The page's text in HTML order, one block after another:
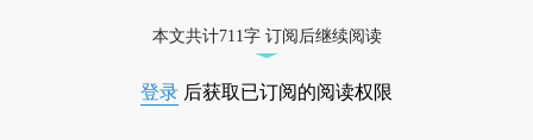
本文共计711字 订阅后继续阅读
登录 后获取已订阅的阅读权限